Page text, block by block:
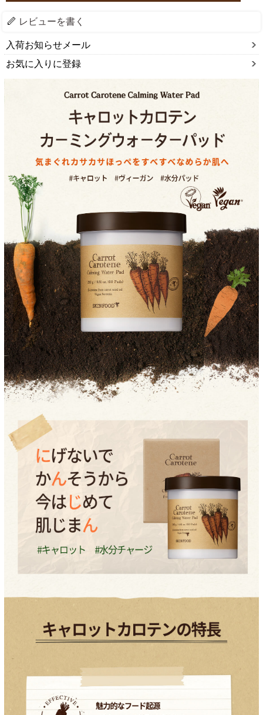
レビューを書く
入荷お知らせメール
お気に入りに登録